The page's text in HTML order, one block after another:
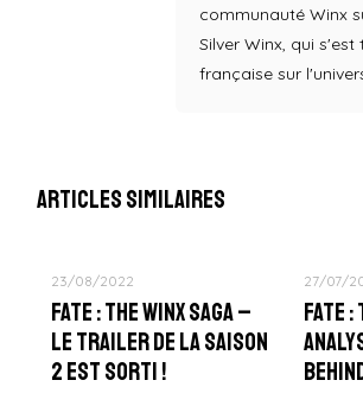
communauté Winx
Silver Winx, qui
française sur
Articles similaires
23/08/2022
Fate : The Winx Saga –
Le Trailer de la Saison
2 est sorti !
27/07/
Fate :